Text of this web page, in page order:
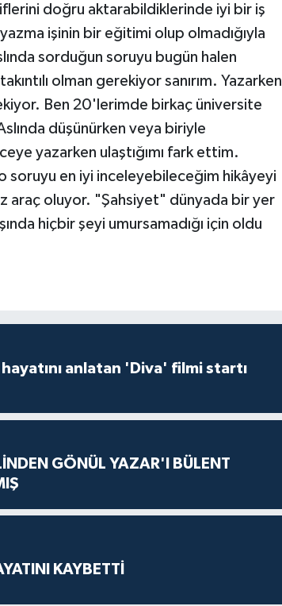
doğru aktarabildiklerinde iyi bir iş
işinin bir eğitimi olup olmadığıyla
sorduğun soruyu bugün halen
olman gerekiyor sanırım. Yazarken
Ben 20'lerimde birkaç üniversite
düşünürken veya biriyle
yazarken ulaştığımı fark ettim.
soruyu en iyi inceleyebileceğim hikâyeyi
araç oluyor. "Şahsiyet" dünyada bir yer
hiçbir şeyi umursamadığı için oldu
anlatan 'Diva' filmi startı
GÖNÜL YAZAR'I BÜLENT
KAYBETTİ